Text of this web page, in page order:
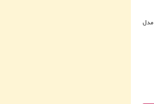
مکمل پروبیوتیک ورسلاگا Versele-laga مدل